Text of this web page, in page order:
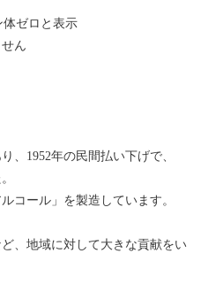
体ゼロと表示
ん
、1952年の民間払い下げで、
コール」を製造しています。
、地域に対して大きな貢献をい